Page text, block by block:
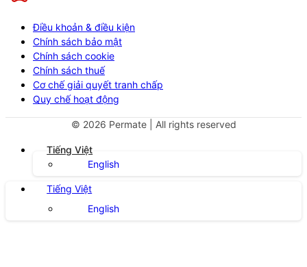
Điều khoản & điều kiện
Chính sách bảo mật
Chính sách cookie
Chính sách thuế
Cơ chế giải quyết tranh chấp
Quy chế hoạt động
© 2026 Permate | All rights reserved
Tiếng Việt
English
Tiếng Việt
English